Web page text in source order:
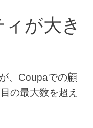
が大き
、Coupaでの顧
の最大数を超え